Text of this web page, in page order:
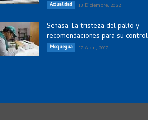
Actualidad 13 Diciembre, 2022
Senasa: La tristeza del palto y
recomendaciones para su control
Moquegua 17 Abril, 2017